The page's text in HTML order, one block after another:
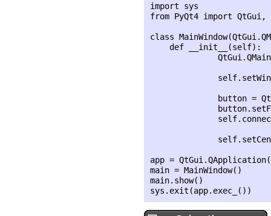
import sys
from PyQt4 import QtGui,
class
    def __init__(self):
button =
app =
main = MainWindow()
main.show()